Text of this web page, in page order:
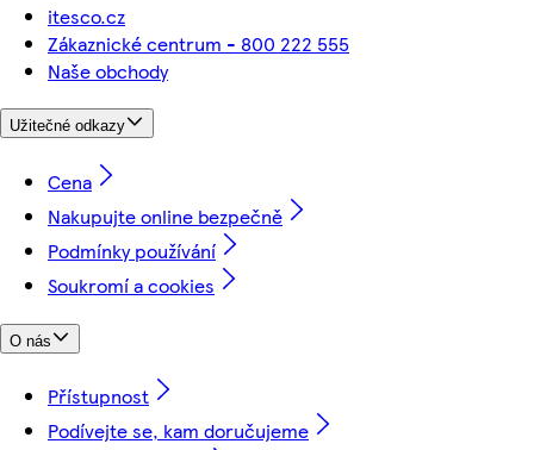
itesco.cz
Zákaznické centrum - 800 222 555
Naše obchody
Užitečné odkazy
Cena
Nakupujte online bezpečně
Podmínky používání
Soukromí a cookies
O nás
Přístupnost
Podívejte se, kam doručujeme